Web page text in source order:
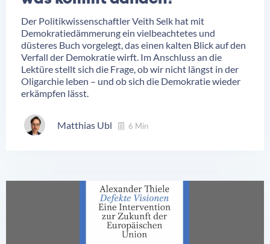
Der Politikwissenschaftler Veith Selk hat mit
Demokratiedämmerung ein vielbeachtetes und
düsteres Buch vorgelegt, das einen kalten Blick auf den
Verfall der Demokratie wirft. Im Anschluss an die
Lektüre stellt sich die Frage, ob wir nicht längst in der
Oligarchie leben – und ob sich die Demokratie wieder
erkämpfen lässt.
Matthias Ubl 6 Min